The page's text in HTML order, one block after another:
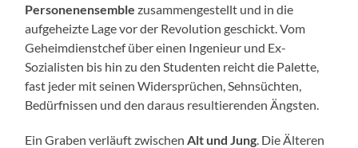
Personenensemblezusammengestellt und in die
aufgeheizte Lage vor der Revolution geschickt. Vom
Geheimdienstchef über einen Ingenieur und Ex-
Sozialisten bis hin zu den Studenten reicht die Palette,
fast jeder mit seinen Widersprüchen, Sehnsüchten,
Bedürfnissen und den daraus resultierenden Ängsten.
Ein Graben verläuft zwischenAlt und Jung. Die Älteren